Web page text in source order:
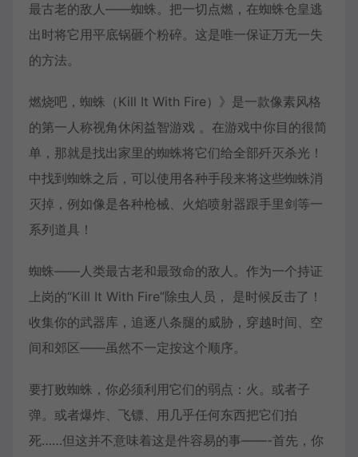
最古老的敌人——蜘蛛。把一切点燃，在蜘蛛仓皇逃
出时将它用平底锅砸个粉碎。这是唯一保证万无一失
的方法。
燃烧吧，蜘蛛（Kill It With Fire）》是一款像素风格
的第一人称视角休闲益智游戏 。在游戏中你目的很简
单，那就是找出家里的蜘蛛将它们给全部歼灭杀光！
中找到蜘蛛之后，可以使用各种手段来将这些蜘蛛消
灭掉，例如像是各种枪械、火焰喷射器跟手里剑等一
系列道具！
蜘蛛——人类最古老和最致命的敌人。作为一个持证
上岗的“Kill It With Fire”除虫人员， 是时候反击了！
收集你的武器库，追逐八条腿的威胁，穿越时间、空
间和郊区——虽然不一定按这个顺序。
要打败蜘蛛，你必须利用它们的弱点：火。或者子
弹。或者爆炸、飞镖、用几乎任何东西把它们拍
死……但这并不意味着这是件容易的事——-首先，你